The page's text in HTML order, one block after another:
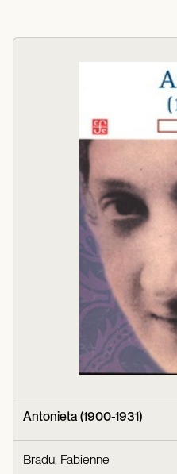
Antonieta (1900-1931)
Bradu, Fabienne